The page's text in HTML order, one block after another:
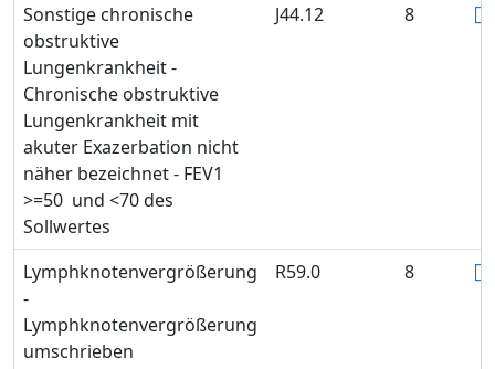
Sonstige chronische
obstruktive
Lungenkrankheit -
Chronische obstruktive
Lungenkrankheit mit
akuter Exazerbation nicht
näher bezeichnet - FEV1
>=50 und <70 des
Sollwertes
J44.12 8
Lymphknotenvergrößerung
-
Lymphknotenvergrößerung
umschrieben
R59.0 8